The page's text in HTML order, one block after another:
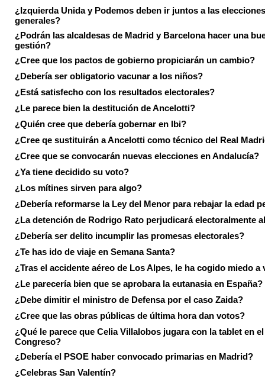
¿Izquierda Unida y Podemos deben ir juntos a las elecciones
generales?
¿Podrán las alcaldesas de Madrid y Barcelona hacer una
gestión?
¿Cree que los pactos de gobierno propiciarán un cambio?
¿Debería ser obligatorio vacunar a los niños?
¿Está satisfecho con los resultados electorales?
¿Le parece bien la destitución de Ancelotti?
¿Quién cree que debería gobernar en Ibi?
¿Cree qe sustituirán a Ancelotti como técnico del Real
¿Cree que se convocarán nuevas elecciones en Andalucía?
¿Ya tiene decidido su voto?
¿Los mítines sirven para algo?
¿Debería reformarse la Ley del Menor para rebajar la edad
¿La detención de Rodrigo Rato perjudicará electoralmente
¿Debería ser delito incumplir las promesas electorales?
¿Te has ido de viaje en Semana Santa?
¿Tras el accidente aéreo de Los Alpes, le ha cogido miedo a
¿Le parecería bien que se aprobara la eutanasia en España?
¿Debe dimitir el ministro de Defensa por el caso Zaida?
¿Cree que las obras públicas de última hora dan votos?
¿Qué le parece que Celia Villalobos jugara con la tablet en el
Congreso?
¿Debería el PSOE haber convocado primarias en Madrid?
¿Celebras San Valentín?